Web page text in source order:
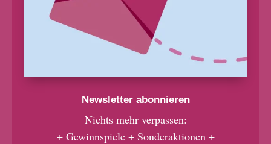
Newsletter abonnieren
Nichts mehr verpassen:
+ Gewinnspiele + Sonderaktionen +